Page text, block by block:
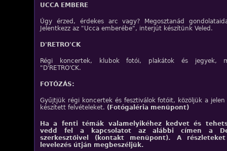
UCCA EMBERE
Úgy érzed, érdekes arc vagy? Megosztanád
Jelentkezz az "Ucca emberébe", interjút készítünk Veled.
D'RETRO'CK
Régi koncertek, klubok fotói, plakátok és jegyek,
"D'RETRO'CK.
FOTÓZÁS:
Gyűjtjük régi koncertek és fesztiválok fotóit, közöljük a
készített felvételeket. (Fotógaléria menüpont)
Ha a fenti témák valamelyikéhez kedvet és
vedd fel a kapcsolatot az alábbi címen a
szerkesztőivel (kontakt menüpont). A részleteket
levelezés útján megbeszéljük.